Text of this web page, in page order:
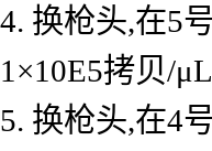
4. 换枪头,在5
1×10E5拷贝/
5. 换枪头,在4